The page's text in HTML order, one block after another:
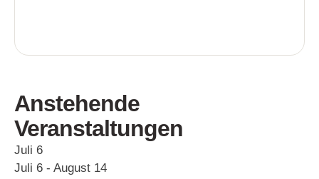
Anstehende
Veranstaltungen
Juli 6
Juli 6 - August 14